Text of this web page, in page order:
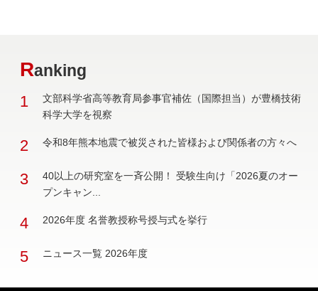
Ranking
1
文部科学省高等教育局参事官補佐（国際担当）が豊橋技術
科学大学を視察
2 令和8年熊本地震で被災された皆様および関係者の方々へ
3
40以上の研究室を一斉公開！ 受験生向け「2026夏のオー
プンキャン...
4 2026年度 名誉教授称号授与式を挙行
5 ニュース一覧 2026年度